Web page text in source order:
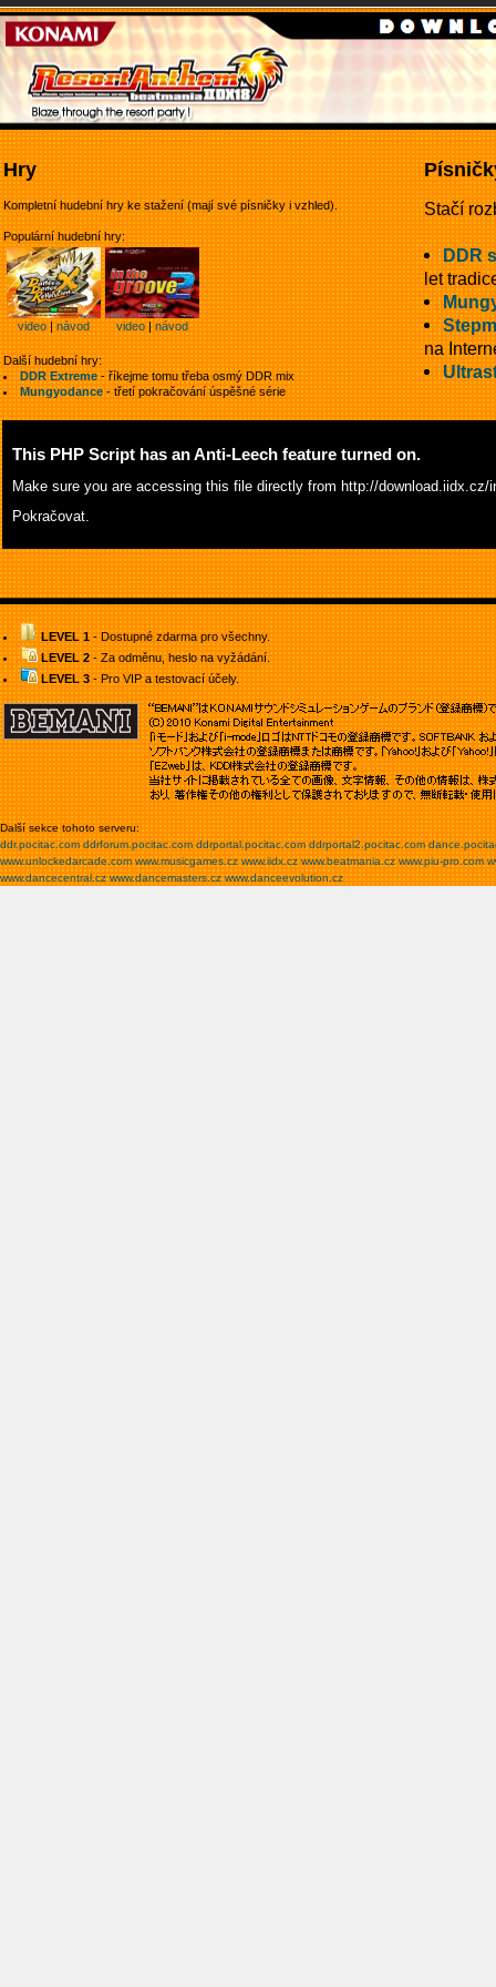
Hry
Kompletní hudební hry ke stažení (mají své písničky i vzhled).
Populární hudební hry:
video|návod video|návod
Další hudební hry:
DDR Extreme- říkejme tomu třeba osmý DDR mix
Mungyodance- třetí pokračování úspěšné série
Stačí
DDR
let
na
This PHP Script has an Anti-Leech feature turned on.
Make sure you are accessing this file directly from http://download.iidx.cz/
Pokračovat.
LEVEL 1- Dostupné zdarma pro všechny.
LEVEL 2- Za odměnu, heslo na vyžádání.
LEVEL 3- Pro VIP a testovací účely.
Další sekce tohoto serveru:
ddr.pocitac.com ddrforum.pocitac.com ddrportal.pocitac.com ddrportal2.pocitac.com
www.unlockedarcade.com www.musicgames.cz www.iidx.cz www.beatmania.cz www.piu-pro.com
www.dancecentral.cz www.dancemasters.cz www.danceevolution.cz